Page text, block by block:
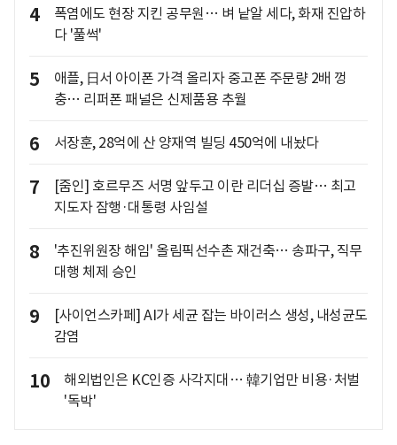
4
폭염에도 현장 지킨 공무원… 벼 낱알 세다, 화재 진압하
다 '풀썩'
5
애플, 日서 아이폰 가격 올리자 중고폰 주문량 2배 껑
충… 리퍼폰 패널은 신제품용 추월
6 서장훈, 28억에 산 양재역 빌딩 450억에 내놨다
7
[줌인] 호르무즈 서명 앞두고 이란 리더십 증발… 최고
지도자 잠행·대통령 사임설
8
'추진위원장 해임' 올림픽선수촌 재건축… 송파구, 직무
대행 체제 승인
9
[사이언스카페] AI가 세균 잡는 바이러스 생성, 내성균도
감염
10
해외법인은 KC인증 사각지대… 韓기업만 비용·처벌
'독박'